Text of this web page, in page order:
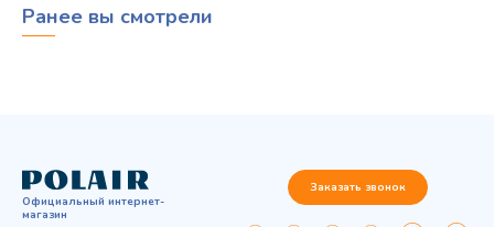
Ранее вы смотрели
Официальный интернет-
магазин
Заказать звонок